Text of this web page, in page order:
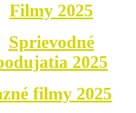
Filmy 2025
Sprievodné
2025
filmy 2025